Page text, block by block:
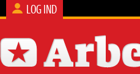
LOG IND